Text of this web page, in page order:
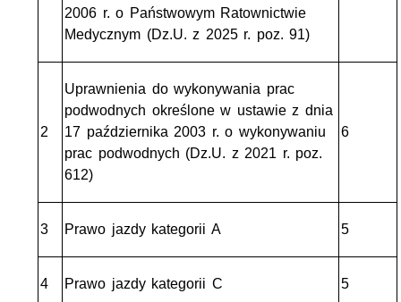
2006 r. o Państwowym Ratownictwie
Medycznym (Dz.U. z 2025 r. poz. 91)
2
Uprawnienia do wykonywania prac
podwodnych określone w ustawie z dnia
17 października 2003 r. o wykonywaniu
prac podwodnych (Dz.U. z 2021 r. poz.
612)
6
3 Prawo jazdy kategorii A 5
4 Prawo jazdy kategorii C 5